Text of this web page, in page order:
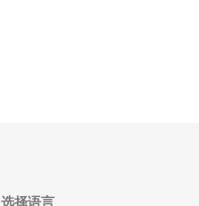
选择语言